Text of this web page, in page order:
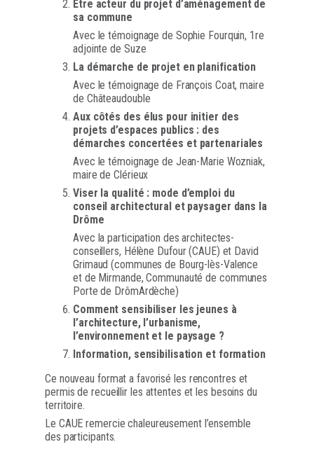
Être acteur du projet d’aménagement de
sa commune
Avec le témoignage de Sophie Fourquin, 1re
adjointe de Suze
La démarche de projet en planification
Avec le témoignage de François Coat, maire
de Châteaudouble
Aux côtés des élus pour initier des
projets d’espaces publics : des
démarches concertées et partenariales
Avec le témoignage de Jean-Marie Wozniak,
maire de Clérieux
Viser la qualité : mode d’emploi du
conseil architectural et paysager dans la
Drôme
Avec la participation des architectes-
conseillers, Hélène Dufour (CAUE) et David
Grimaud (communes de Bourg-lès-Valence
et de Mirmande, Communauté de communes
Porte de DrômArdèche)
Comment sensibiliser les jeunes à
l’architecture, l’urbanisme,
l’environnement et le paysage ?
Information, sensibilisation et formation
Ce nouveau format a favorisé les rencontres et
permis de recueillir les attentes et les besoins du
territoire.
Le CAUE remercie chaleureusement l’ensemble
des participants.